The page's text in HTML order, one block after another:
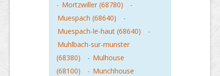
- Mortzwiller (68780)
-
Muespach (68640)
-
Muespach-le-haut (68640)
-
Muhlbach-sur-munster
(68380)
- Mulhouse
(68100)
- Munchhouse